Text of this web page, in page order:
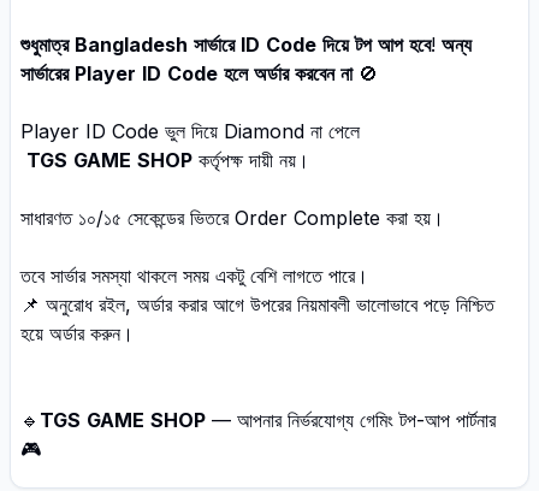
শুধুমাত্র Bangladesh সার্ভারে ID Code দিয়ে টপ আপ হবে! অন্য
সার্ভারের Player ID Code হলে অর্ডার করবেন না🚫
Player ID Code ভুল দিয়ে Diamond না পেলে
TGS GAME SHOP কর্তৃপক্ষ দায়ী নয়।
সাধারণত ১০/১৫ সেকেন্ডের ভিতরে Order Complete করা হয়।
তবে সার্ভার সমস্যা থাকলে সময় একটু বেশি লাগতে পারে।
📌 অনুরোধ রইল, অর্ডার করার আগে উপরের নিয়মাবলী ভালোভাবে পড়ে নিশ্চিত
হয়ে অর্ডার করুন।
🔹 TGS GAME SHOP — আপনার নির্ভরযোগ্য গেমিং টপ-আপ পার্টনার
🎮